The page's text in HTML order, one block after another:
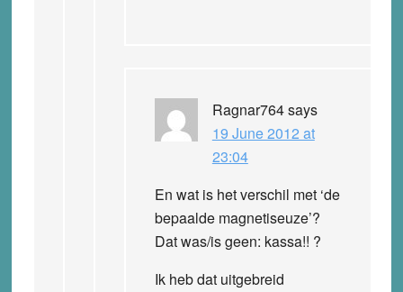
Ragnar764says
19 June 2012 at
23:04
En wat is het verschil met ‘de
bepaalde magnetiseuze’?
Dat was/is geen: kassa!! ?
Ik heb dat uitgebreid